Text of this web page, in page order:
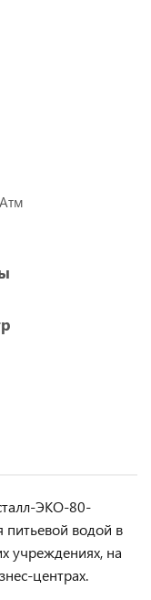
ЭКО-80-
питьевой водой в
учреждениях, на
центрах.